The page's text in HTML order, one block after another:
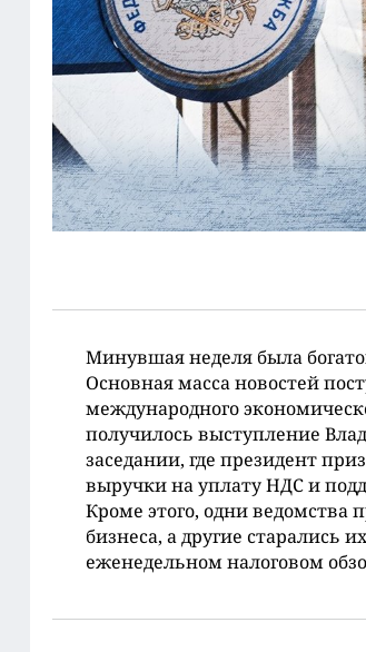
Минувшая неделя была
Основная масса новостей
международного
получилось выступление
заседании, где президент
выручки на уплату НДС и
Кроме этого, одни ведомства
бизнеса, а другие старались
еженедельном налоговом